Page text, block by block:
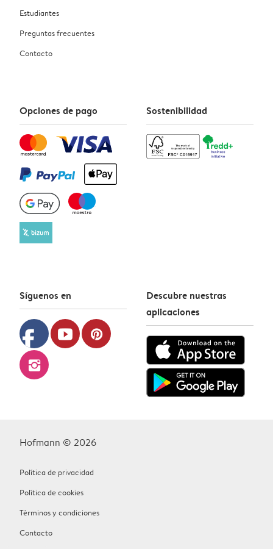
Estudiantes
Preguntas frecuentes
Contacto
Opciones de pago Sostenibilidad
Síguenos en
facebook youtube pinterest
instagram
Descubre nuestras
aplicaciones
Hofmann © 2026
Política de privacidad
Política de cookies
Términos y condiciones
Contacto